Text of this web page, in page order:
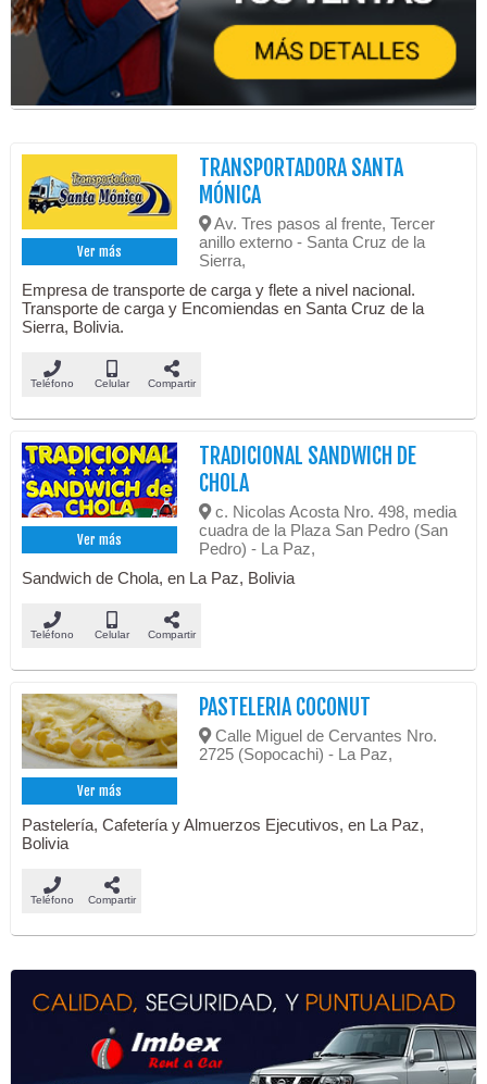
Ver más
TRANSPORTADORA SANTA
MÓNICA
Av. Tres pasos al frente, Tercer
anillo externo - Santa Cruz de la
Sierra,
Empresa de transporte de carga y flete a nivel nacional.
Transporte de carga y Encomiendas en Santa Cruz de la
Sierra, Bolivia.
Teléfono Celular Compartir
Ver más
TRADICIONAL SANDWICH DE
CHOLA
c. Nicolas Acosta Nro. 498, media
cuadra de la Plaza San Pedro (San
Pedro) - La Paz,
Sandwich de Chola, en La Paz, Bolivia
Teléfono Celular Compartir
Ver más
PASTELERIA COCONUT
Calle Miguel de Cervantes Nro.
2725 (Sopocachi) - La Paz,
Pastelería, Cafetería y Almuerzos Ejecutivos, en La Paz,
Bolivia
Teléfono Compartir